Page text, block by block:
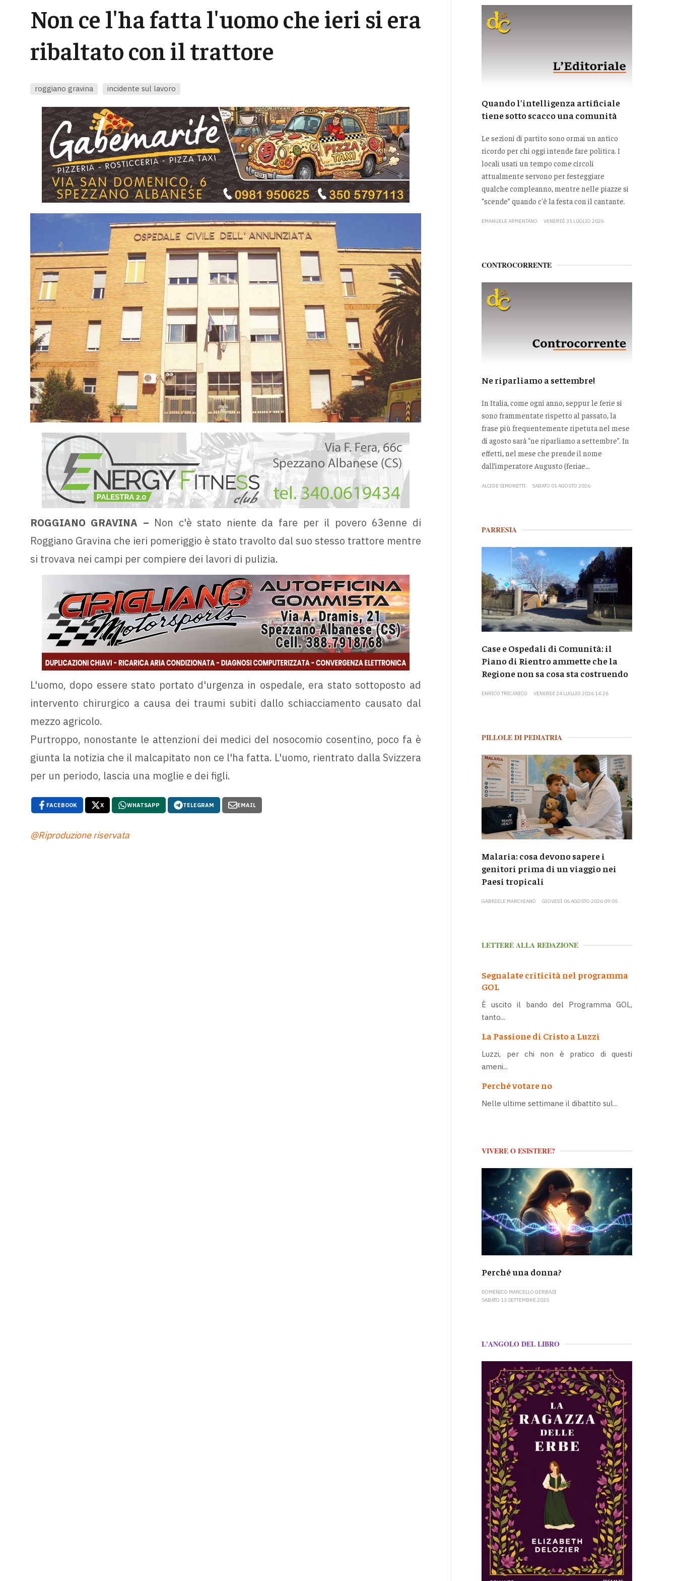
Non ce l'ha fatta l'uomo che ieri si era
ribaltato con il trattore
roggiano gravina incidente sul lavoro
ROGGIANO GRAVINA – Non c'è stato niente da fare per il povero 63enne di
Roggiano Gravina che ieri pomeriggio è stato travolto dal suo stesso trattore mentre
si trovava nei campi per compiere dei lavori di pulizia.
L'uomo, dopo essere stato portato d'urgenza in ospedale, era stato sottoposto ad
intervento chirurgico a causa dei traumi subiti dallo schiacciamento causato dal
mezzo agricolo.
Purtroppo, nonostante le attenzioni dei medici del nosocomio cosentino, poco fa è
giunta la notizia che il malcapitato non ce l'ha fatta. L'uomo, rientrato dalla Svizzera
per un periodo, lascia una moglie e dei figli.
FACEBOOK X WHATSAPP TELEGRAM EMAIL
@Riproduzione riservata
Quando l'intelligenza artificiale
tiene sotto scacco una comunità
Le sezioni di partito sono ormai un antico
ricordo per chi oggi intende fare politica. I
locali usati un tempo come circoli
attualmente servono per festeggiare
qualche compleanno, mentre nelle piazze si
“scende” quando c'è la festa con il cantante.
EMANUELE ARMENTANO VENERDÌ 31 LUGLIO 2026
CONTROCORRENTE
Ne riparliamo a settembre!
In Italia, come ogni anno, seppur le ferie si
sono frammentate rispetto al passato, la
frase più frequentemente ripetuta nel mese
di agosto sarà “ne riparliamo a settembre”. In
effetti, nel mese che prende il nome
dall’imperatore Augusto (feriae...
ALCIDE SIMONETTI SABATO 01 AGOSTO 2026
PARRESIA
Case e Ospedali di Comunità: il
Piano di Rientro ammette che la
Regione non sa cosa sta costruendo
ENRICO TRICANICO VENERDÌ 24 LUGLIO 2026 14:26
PILLOLE DI PEDIATRIA
Malaria: cosa devono sapere i
genitori prima di un viaggio nei
Paesi tropicali
GABRIELE MARCHIANÒ GIOVEDÌ 06 AGOSTO 2026 09:05
LETTERE ALLA REDAZIONE
Segnalate criticità nel programma
GOL
È uscito il bando del Programma GOL,
tanto...
La Passione di Cristo a Luzzi
Luzzi, per chi non è pratico di questi
ameni...
Perché votare no
Nelle ultime settimane il dibattito sul...
VIVERE O ESISTERE?
Perché una donna?
DOMENICO MARCELLO GERBASI
SABATO 13 SETTEMBRE 2025
L'ANGOLO DEL LIBRO